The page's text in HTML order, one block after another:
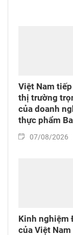
Việt Nam
thị trường
của doanh
thực phẩm
07/08/2026
Kinh nghiệm
của Việt